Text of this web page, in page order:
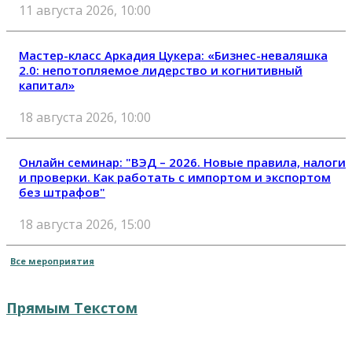
11 августа 2026, 10:00
Мастер-класс Аркадия Цукера: «Бизнес-неваляшка
2.0: непотопляемое лидерство и когнитивный
капитал»
18 августа 2026, 10:00
Онлайн семинар: "ВЭД – 2026. Новые правила, налоги
и проверки. Как работать с импортом и экспортом
без штрафов"
18 августа 2026, 15:00
Все мероприятия
Прямым Текстом